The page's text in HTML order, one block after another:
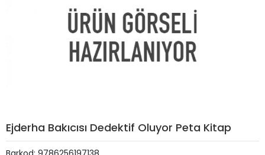
Ejderha Bakıcısı Dedektif Oluyor Peta Kitap